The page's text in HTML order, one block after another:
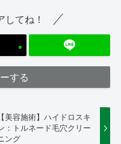
してね！
する
【美容施術】ハイドロスキ
：トルネード毛穴クリー
ング